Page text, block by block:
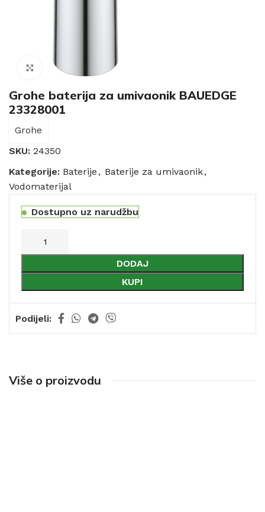
Click to enlarge
Grohe baterija za umivaonik BAUEDGE
23328001
Grohe
SKU: 24350
Kategorije: Baterije , Baterije za umivaonik,
Vodomaterijal
Dostupno uz narudžbu
DODAJ
KUPI
Podijeli:
Više o proizvodu